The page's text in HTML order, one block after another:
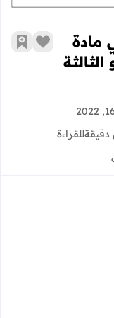
مادة
زر أضف
دقيقةللقراءة